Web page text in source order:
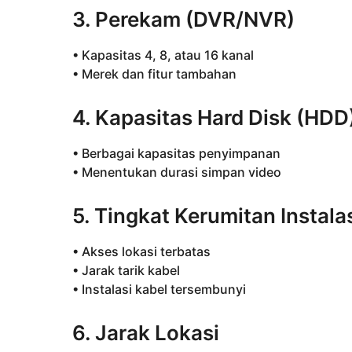
3. Perekam (DVR/NVR)
• Kapasitas 4, 8, atau 16 kanal
• Merek dan fitur tambahan
4. Kapasitas Hard Disk
• Berbagai kapasitas penyimpanan
• Menentukan durasi simpan video
5. Tingkat Kerumitan
• Akses lokasi terbatas
• Jarak tarik kabel
• Instalasi kabel tersembunyi
6. Jarak Lokasi